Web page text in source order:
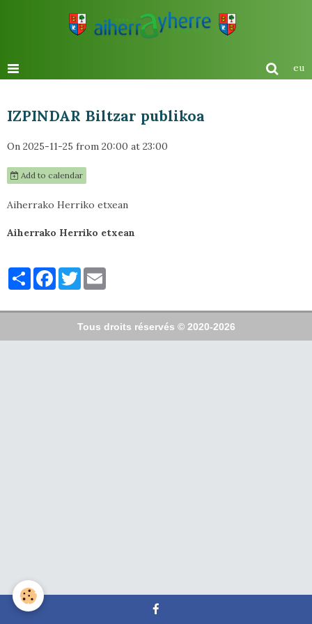
eu
IZPINDAR Biltzar publikoa
On 2025-11-25 from 20:00 at 23:00
Add to calendar
Aiherrako Herriko etxean
Aiherrako Herriko etxean
PartagerFacebook
Twitter
Tous droits réservés © 2020-2026